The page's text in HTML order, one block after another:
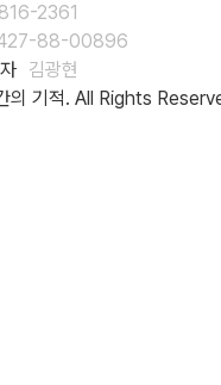
2361
88-00896
김광현
기적. All Rights